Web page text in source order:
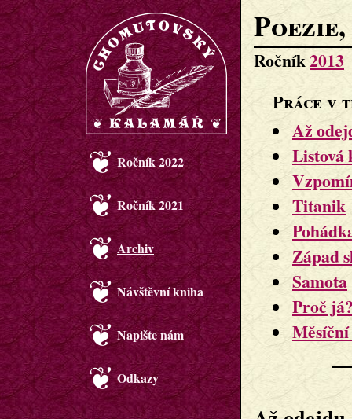
Ročník 2022
Ročník 2021
Archiv
Návštěvní kniha
Napište nám
Odkazy
Ročník2013
Práce v
Až
Listová
Titanik
Západ
Samota
Proč